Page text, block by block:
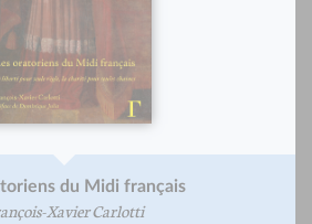
du Midi français
Xavier Carlotti